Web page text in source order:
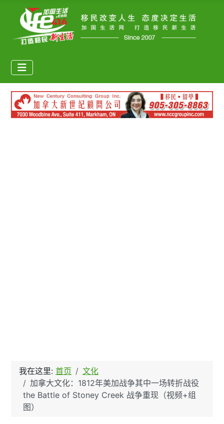
我在这里: 首页
文化
加拿大文化：1812年美加战争其中一场转折战役
the Battle of Stoney Creek 战争重现（视频+组
图）